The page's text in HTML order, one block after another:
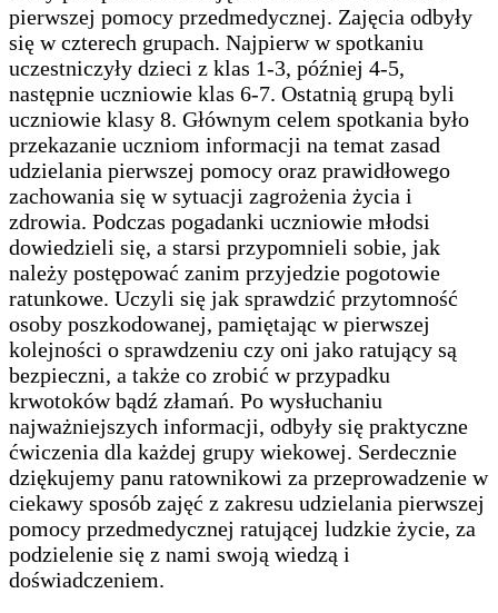
pierwszej pomocy przedmedycznej. Zajęcia odbyły
się w czterech grupach. Najpierw w spotkaniu
uczestniczyły dzieci z klas 1-3, później 4-5,
następnie uczniowie klas 6-7. Ostatnią grupą byli
uczniowie klasy 8. Głównym celem spotkania było
przekazanie uczniom informacji na temat zasad
udzielania pierwszej pomocy oraz prawidłowego
zachowania się w sytuacji zagrożenia życia i
zdrowia. Podczas pogadanki uczniowie młodsi
dowiedzieli się, a starsi przypomnieli sobie, jak
należy postępować zanim przyjedzie pogotowie
ratunkowe. Uczyli się jak sprawdzić przytomność
osoby poszkodowanej, pamiętając w pierwszej
kolejności o sprawdzeniu czy oni jako ratujący są
bezpieczni, a także co zrobić w przypadku
krwotoków bądź złamań. Po wysłuchaniu
najważniejszych informacji, odbyły się praktyczne
ćwiczenia dla każdej grupy wiekowej. Serdecznie
dziękujemy panu ratownikowi za przeprowadzenie w
ciekawy sposób zajęć z zakresu udzielania pierwszej
pomocy przedmedycznej ratującej ludzkie życie, za
podzielenie się z nami swoją wiedzą i
doświadczeniem.